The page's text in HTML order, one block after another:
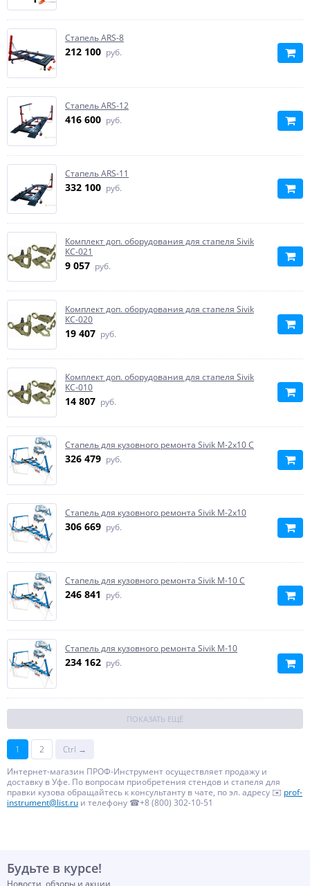
Стапель ARS-8
212 100 руб.
Стапель ARS-12
416 600 руб.
Стапель ARS-11
332 100 руб.
Комплект доп. оборудования для стапеля Sivik
КС-021
9 057 руб.
Комплект доп. оборудования для стапеля Sivik
КС-020
19 407 руб.
Комплект доп. оборудования для стапеля Sivik
КС-010
14 807 руб.
Стапель для кузовного ремонта Sivik М-2х10 С
326 479 руб.
Стапель для кузовного ремонта Sivik М-2х10
306 669 руб.
Стапель для кузовного ремонта Sivik М-10 С
246 841 руб.
Стапель для кузовного ремонта Sivik М-10
234 162 руб.
ПОКАЗАТЬ ЕЩЁ
1 2
Ctrl →
Интернет-магазин ПРОФ-Инструмент осуществляет продажу и
доставку в Уфе. По вопросам приобретения стендов и стапеля для
правки кузова обращайтесь к консультанту в чате, по эл. адресу ✉️ prof-
instrument@list.ru и телефону ☎+8 (800) 302-10-51
Будьте в курсе!
Новости, обзоры и акции